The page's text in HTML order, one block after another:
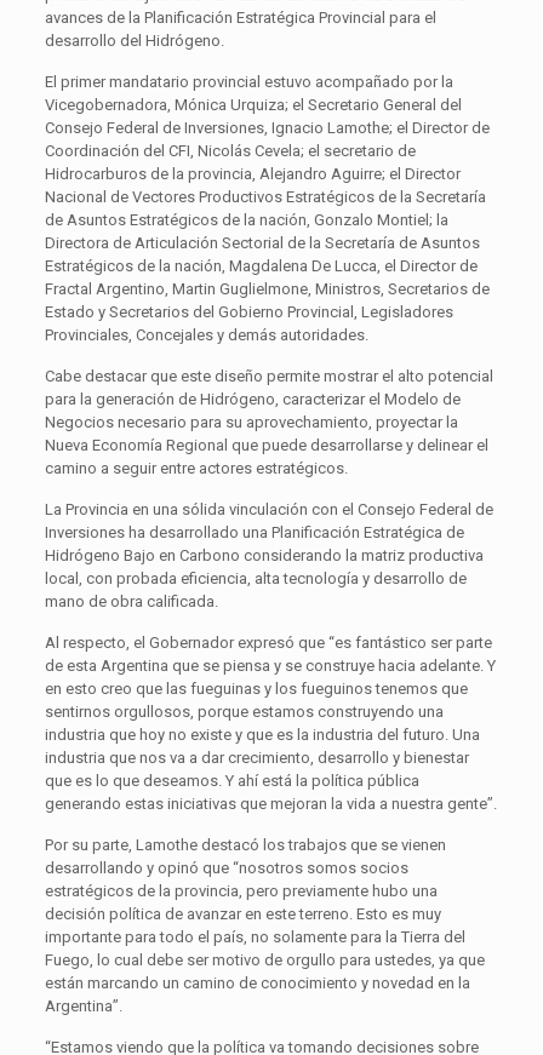
avances de la Planificación Estratégica Provincial para el
desarrollo del Hidrógeno.
El primer mandatario provincial estuvo acompañado por la
Vicegobernadora, Mónica Urquiza; el Secretario General del
Consejo Federal de Inversiones, Ignacio Lamothe; el Director de
Coordinación del CFI, Nicolás Cevela; el secretario de
Hidrocarburos de la provincia, Alejandro Aguirre; el Director
Nacional de Vectores Productivos Estratégicos de la Secretaría
de Asuntos Estratégicos de la nación, Gonzalo Montiel; la
Directora de Articulación Sectorial de la Secretaría de Asuntos
Estratégicos de la nación, Magdalena De Lucca, el Director de
Fractal Argentino, Martin Guglielmone, Ministros, Secretarios de
Estado y Secretarios del Gobierno Provincial, Legisladores
Provinciales, Concejales y demás autoridades.
Cabe destacar que este diseño permite mostrar el alto potencial
para la generación de Hidrógeno, caracterizar el Modelo de
Negocios necesario para su aprovechamiento, proyectar la
Nueva Economía Regional que puede desarrollarse y delinear el
camino a seguir entre actores estratégicos.
La Provincia en una sólida vinculación con el Consejo Federal de
Inversiones ha desarrollado una Planificación Estratégica de
Hidrógeno Bajo en Carbono considerando la matriz productiva
local, con probada eficiencia, alta tecnología y desarrollo de
mano de obra calificada.
Al respecto, el Gobernador expresó que “es fantástico ser parte
de esta Argentina que se piensa y se construye hacia adelante. Y
en esto creo que las fueguinas y los fueguinos tenemos que
sentirnos orgullosos, porque estamos construyendo una
industria que hoy no existe y que es la industria del futuro. Una
industria que nos va a dar crecimiento, desarrollo y bienestar
que es lo que deseamos. Y ahí está la política pública
generando estas iniciativas que mejoran la vida a nuestra gente”.
Por su parte, Lamothe destacó los trabajos que se vienen
desarrollando y opinó que “nosotros somos socios
estratégicos de la provincia, pero previamente hubo una
decisión política de avanzar en este terreno. Esto es muy
importante para todo el país, no solamente para la Tierra del
Fuego, lo cual debe ser motivo de orgullo para ustedes, ya que
están marcando un camino de conocimiento y novedad en la
Argentina”.
“Estamos viendo que la política va tomando decisiones sobre